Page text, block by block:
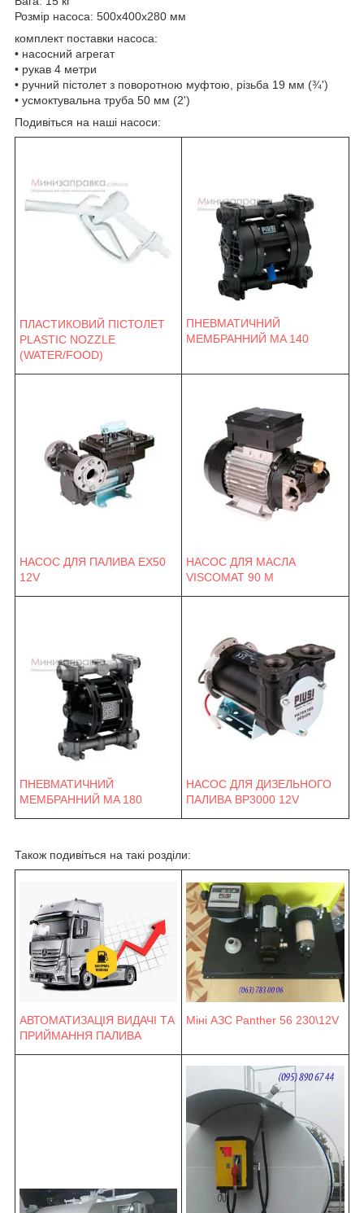
Розмір насоса: 500x400x280 мм
комплект поставки насоса:
• насосний агрегат
• рукав 4 метри
• ручний пістолет з поворотною муфтою, різьба 19 мм (¾')
• усмоктувальна труба 50 мм (2')
Подивіться на наші насоси:
ПЛАСТИКОВИЙ ПІСТОЛЕТ
PLASTIC NOZZLE
(WATER/FOOD)
ПНЕВМАТИЧНИЙ
МЕМБРАННИЙ MA 140
НАСОС ДЛЯ ПАЛИВА EX50
12V
НАСОС ДЛЯ МАСЛА
VISCOMAT 90 M
ПНЕВМАТИЧНИЙ
МЕМБРАННИЙ MA 180
НАСОС ДЛЯ ДИЗЕЛЬНОГО
ПАЛИВА BP3000 12V
Також подивіться на такі розділи:
АВТОМАТИЗАЦІЯ ВИДАЧІ ТА
ПРИЙМАННЯ ПАЛИВА
Міні АЗС Panther 56 230\12V